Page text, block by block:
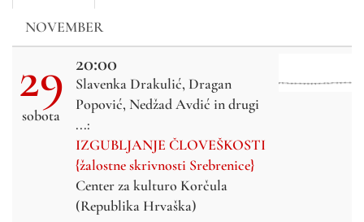
NOVEMBER
29
sobota
20:00
Slavenka Drakulić, Dragan
Popović, Nedžad Avdić in drugi
...:
IZGUBLJANJE ČLOVEŠKOSTI
{žalostne skrivnosti Srebrenice}
Center za kulturo Korčula
(Republika Hrvaška)